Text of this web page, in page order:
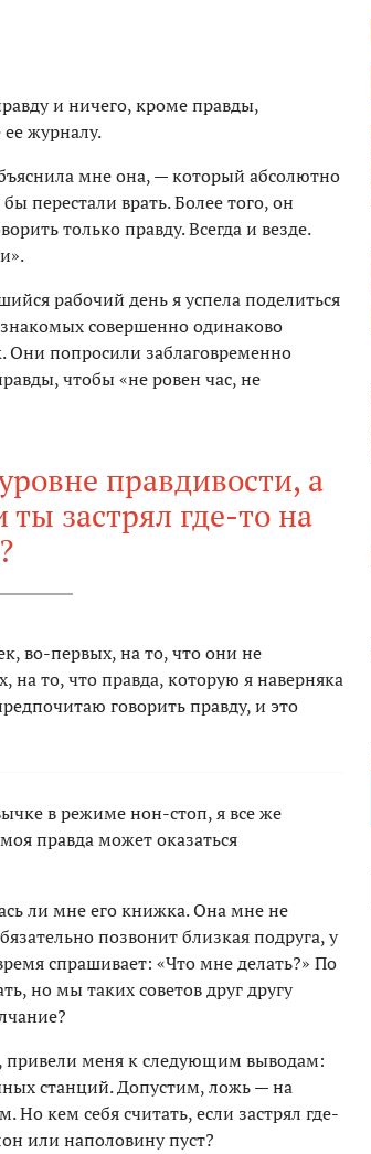
и ничего, кроме правды,
журналу.
мне она, — который абсолютно
перестали врать. Более того, он
только правду. Всегда и везде.
рабочий день я успела поделиться
совершенно одинаково
Они попросили заблаговременно
чтобы «не ровен час, не
правдивости, а
застрял где-то на
во-первых, на то, что они не
то, что правда, которую я наверняка
говорить правду, и это
в режиме нон-стоп, я все же
правда может оказаться
ли мне его книжка. Она мне не
позвонит близкая подруга, у
спрашивает: «Что мне делать?» По
но мы таких советов друг другу
привели меня к следующим выводам:
станций. Допустим, ложь — на
Но кем себя считать, если застрял где-
или наполовину пуст?